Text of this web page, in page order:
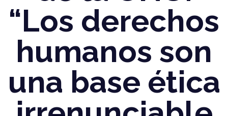
“Los derechos
humanos son
una base ética